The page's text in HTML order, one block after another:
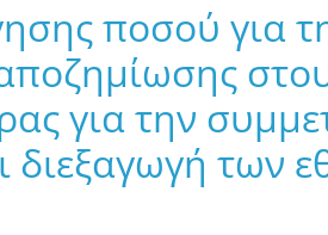
ποσού για
αποζημίωσης
για την
των